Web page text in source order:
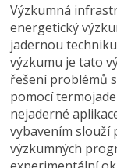
Výzkumná
energetický
jadernou
výzkumu je tato
řešení problémů
pomocí
nejaderné
vybavením slouží
výzkumných